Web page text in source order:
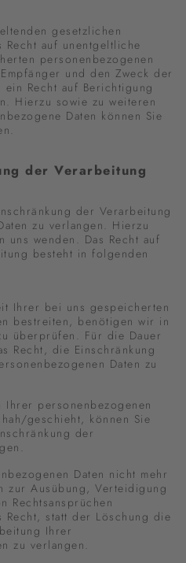
gesetzlichen
Recht auf unentgeltliche
personenbezogenen
und den Zweck der
Recht auf Berichtigung
Hierzu sowie zu weiteren
Daten können Sie
der Verarbeitung
der Verarbeitung
zu verlangen. Hierzu
uns wenden. Das Recht auf
besteht in folgenden
Ihrer bei uns gespeicherten
bestreiten, benötigen wir in
überprüfen. Für die Dauer
Recht, die Einschränkung
Daten zu
personenbezogenen
geschieht, können Sie
der
Daten nicht mehr
zur Ausübung, Verteidigung
Rechtsansprüchen
Recht, statt der Löschung die
Ihrer
zu verlangen.